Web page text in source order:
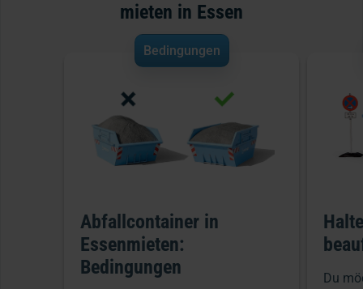
mieten in Essen
Bedingungen
Abfallcontainer in
Essenmieten:
Bedingungen
Du